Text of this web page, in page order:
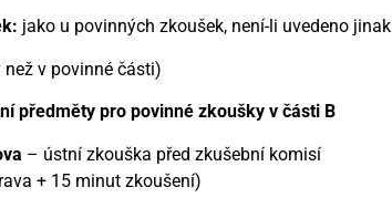
jako u povinných zkoušek, není-li uvedeno jinak
než v povinné části)
předměty pro povinné zkoušky v části B
– ústní zkouška před zkušební komisí
+ 15 minut zkoušení)